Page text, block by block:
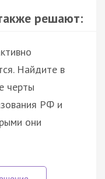
решают:
Найдите в
черты
РФ и
они